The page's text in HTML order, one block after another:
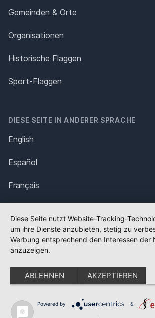
Gemeinden & Orte
Organisationen
Historische Flaggen
Sport-Flaggen
DIESE SEITE IN ANDERER SPRACHE
English
Español
Français
Polska
Português
Nederlands
Svenska
Diese Seite nutzt Website-Tracking-
um ihre Dienste anzubieten, stetig zu
Werbung entsprechend den Interessen der
anzuzeigen.
ABLEHNEN AKZEPTIEREN
Powered by &